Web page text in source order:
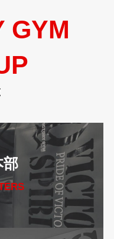
GYM
部